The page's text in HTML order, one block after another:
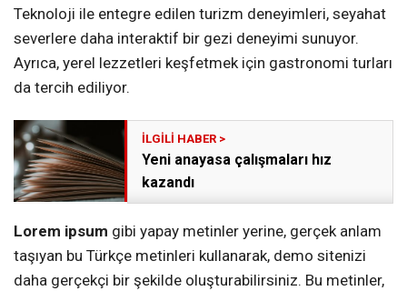
Teknoloji ile entegre edilen turizm deneyimleri, seyahat
severlere daha interaktif bir gezi deneyimi sunuyor.
Ayrıca, yerel lezzetleri keşfetmek için gastronomi turları
da tercih ediliyor.
Yeni anayasa çalışmaları hız
kazandı
Lorem ipsum gibi yapay metinler yerine, gerçek anlam
taşıyan bu Türkçe metinleri kullanarak, demo sitenizi
daha gerçekçi bir şekilde oluşturabilirsiniz. Bu metinler,